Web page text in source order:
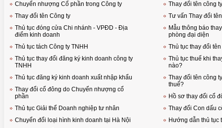
Chuyển nhượng Cổ phần trong Công ty
Thay đổi tên Công ty
Thủ tục đóng cửa Chi nhánh - VPĐD - Địa
điểm kinh doanh
Thủ tục tách Công ty TNHH
Thủ tục thay đổi đăng ký kinh doanh công ty
TNHH
Thủ tục đăng ký kinh doanh xuất nhập khẩu
Thay đổi cổ đông do Chuyển nhượng cổ
phần
Thủ tục Giải thể Doanh nghiệp tư nhân
Chuyển đổi loại hình kinh doanh tại Hà Nội
Thay đổi tên công
Tư vấn Thay đổi
Mẫu thông báo
phòng đại diện
Thủ tục thay đổi
Thủ tục thuế khi
nào?
Thay đổi tên công
thuế?
Hồ sơ thay đổi cổ
Thay đổi Con dấu
Hướng dẫn thủ tục